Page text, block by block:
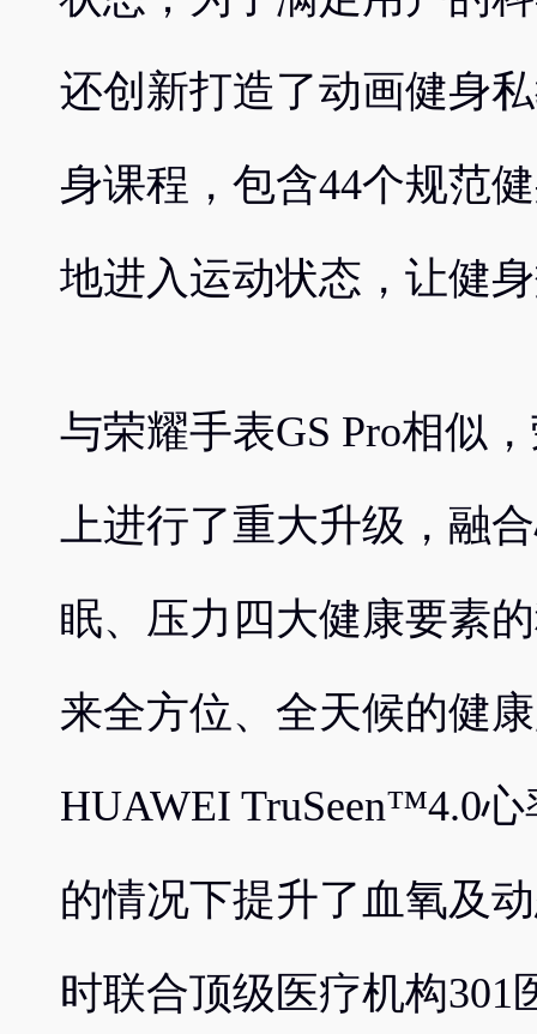
还创新打造了动画健身
身课程，包含44个规范
地进入运动状态，让健
与荣耀手表GS Pro相似
上进行了重大升级，融
眠、压力四大健康要素
来全方位、全天候的健
HUAWEI TruSeen™4.0
的情况下提升了血氧及
时联合顶级医疗机构301